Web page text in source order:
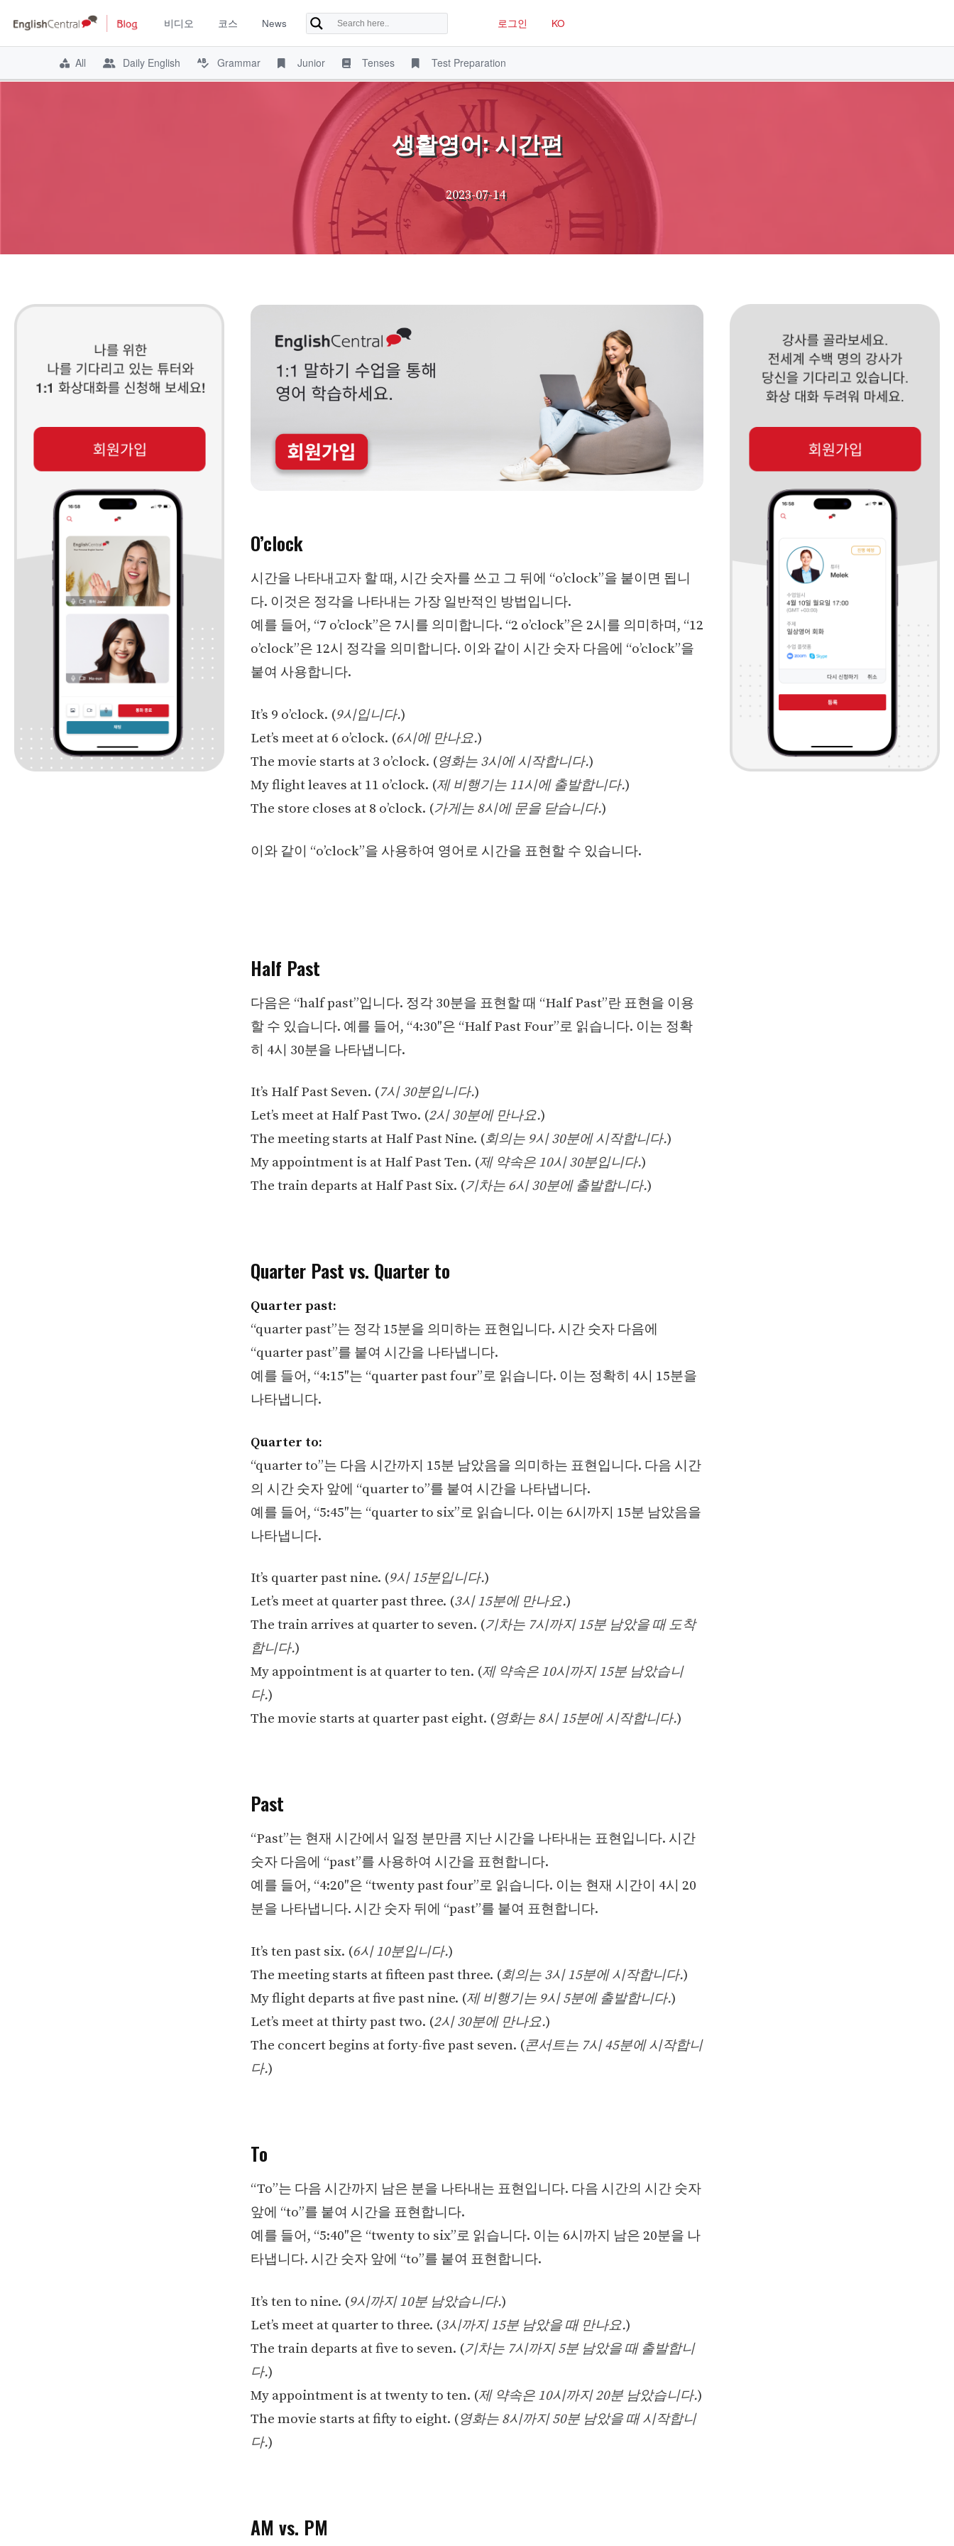
비디오 코스 News 로그인 KO
All Daily English Grammar Junior Tenses Test Preparation
생활영어: 시간편
2023-07-14
O’clock
시간을 나타내고자 할 때, 시간 숫자를 쓰고 그 뒤에 “o’clock”을 붙이면 됩니
다. 이것은 정각을 나타내는 가장 일반적인 방법입니다.
예를 들어, “7 o’clock”은 7시를 의미합니다. “2 o’clock”은 2시를 의미하며, “12
o’clock”은 12시 정각을 의미합니다. 이와 같이 시간 숫자 다음에 “o’clock”을
붙여 사용합니다.
It’s 9 o’clock. (9시입니다.)
Let’s meet at 6 o’clock. (6시에 만나요.)
The movie starts at 3 o’clock. (영화는 3시에 시작합니다.)
My flight leaves at 11 o’clock. (제 비행기는 11시에 출발합니다.)
The store closes at 8 o’clock. (가게는 8시에 문을 닫습니다.)
이와 같이 “o’clock”을 사용하여 영어로 시간을 표현할 수 있습니다.
Half Past
다음은 “half past”입니다. 정각 30분을 표현할 때 “Half Past”란 표현을 이용
할 수 있습니다. 예를 들어, “4:30″은 “Half Past Four”로 읽습니다. 이는 정확
히 4시 30분을 나타냅니다.
It’s Half Past Seven. (7시 30분입니다.)
Let’s meet at Half Past Two. (2시 30분에 만나요.)
The meeting starts at Half Past Nine. (회의는 9시 30분에 시작합니다.)
My appointment is at Half Past Ten. (제 약속은 10시 30분입니다.)
The train departs at Half Past Six. (기차는 6시 30분에 출발합니다.)
Quarter Past vs. Quarter to
Quarter past:
“quarter past”는 정각 15분을 의미하는 표현입니다. 시간 숫자 다음에
“quarter past”를 붙여 시간을 나타냅니다.
예를 들어, “4:15″는 “quarter past four”로 읽습니다. 이는 정확히 4시 15분을
나타냅니다.
Quarter to:
“quarter to”는 다음 시간까지 15분 남았음을 의미하는 표현입니다. 다음 시간
의 시간 숫자 앞에 “quarter to”를 붙여 시간을 나타냅니다.
예를 들어, “5:45″는 “quarter to six”로 읽습니다. 이는 6시까지 15분 남았음을
나타냅니다.
It’s quarter past nine. (9시 15분입니다.)
Let’s meet at quarter past three. (3시 15분에 만나요.)
The train arrives at quarter to seven. (기차는 7시까지 15분 남았을 때 도착
합니다.)
My appointment is at quarter to ten. (제 약속은 10시까지 15분 남았습니
다.)
The movie starts at quarter past eight. (영화는 8시 15분에 시작합니다.)
Past
“Past”는 현재 시간에서 일정 분만큼 지난 시간을 나타내는 표현입니다. 시간
숫자 다음에 “past”를 사용하여 시간을 표현합니다.
예를 들어, “4:20″은 “twenty past four”로 읽습니다. 이는 현재 시간이 4시 20
분을 나타냅니다. 시간 숫자 뒤에 “past”를 붙여 표현합니다.
It’s ten past six. (6시 10분입니다.)
The meeting starts at fifteen past three. (회의는 3시 15분에 시작합니다.)
My flight departs at five past nine. (제 비행기는 9시 5분에 출발합니다.)
Let’s meet at thirty past two. (2시 30분에 만나요.)
The concert begins at forty-five past seven. (콘서트는 7시 45분에 시작합니
다.)
To
“To”는 다음 시간까지 남은 분을 나타내는 표현입니다. 다음 시간의 시간 숫자
앞에 “to”를 붙여 시간을 표현합니다.
예를 들어, “5:40″은 “twenty to six”로 읽습니다. 이는 6시까지 남은 20분을 나
타냅니다. 시간 숫자 앞에 “to”를 붙여 표현합니다.
It’s ten to nine. (9시까지 10분 남았습니다.)
Let’s meet at quarter to three. (3시까지 15분 남았을 때 만나요.)
The train departs at five to seven. (기차는 7시까지 5분 남았을 때 출발합니
다.)
My appointment is at twenty to ten. (제 약속은 10시까지 20분 남았습니다.)
The movie starts at fifty to eight. (영화는 8시까지 50분 남았을 때 시작합니
다.)
AM vs. PM